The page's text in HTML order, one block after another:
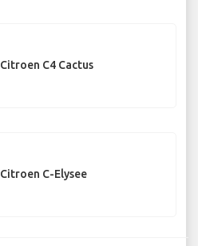
Citroen C4 Cactus
Citroen C-Elysee